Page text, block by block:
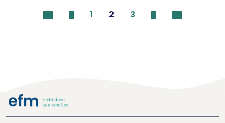
1 2 3